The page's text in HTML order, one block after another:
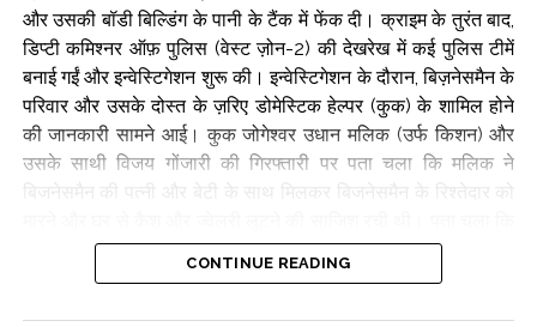
Post Views: 56,265
और उसकी बॉडी बिल्डिंग के पानी के टैंक में फेंक दी। क्राइम के तुरंत बाद,
डिप्टी कमिश्नर ऑफ़ पुलिस (वेस्ट ज़ोन-2) की देखरेख में कई पुलिस टीमें
बनाई गईं और इन्वेस्टिगेशन शुरू की। इन्वेस्टिगेशन के दौरान, बिज़नेसमैन के
परिवार और उसके दोस्त के ज़रिए डोमेस्टिक हेल्पर (कुक) के शामिल होने
की जानकारी सामने आई। कुक जोगेश्वर उधान मलिक (उर्फ किशन) और
उसके साथी विजय गोंजारी की गिरफ्तारी पर पता चला कि मलिक ने
यह साजिश पिछले दो साल से प्लानिंग स्टेज में थी। साजिश के मास्टरमाइंड
के तौर पर, जोगेश्वर उधान मलिक (उर्फ किशन) ने विजय गोंजारी की मदद
CONTINUE READING